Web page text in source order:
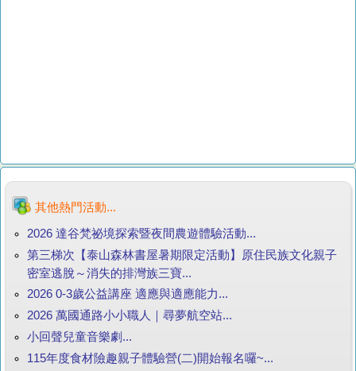
其他熱門活動...
2026 達谷梵祕境探索暨夜間農遊體驗活動...
第三梯次【泰山森林書屋暑期限定活動】原住民族文化親子
密室逃脫～消失的排灣族三寶...
2026 0-3歲公益講座 適應與適應能力...
2026 萬國通路小小職人｜尋夢航空站...
小回聲兒童音樂劇...
115年度食材險趣親子體驗營(二)開始報名囉~...